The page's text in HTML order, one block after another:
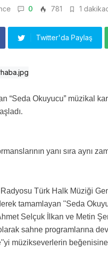
0 781 1
Twitter'da Paylaş
“Seda Okuyucu” müzikal
yanı sıra aynı
Türk Halk Müziği
tamamlayan ''Seda
Selçuk İlkan ve Metin
sahne programlarına
müzikseverlerin